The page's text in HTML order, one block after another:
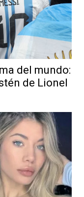
del mundo:
de Lionel